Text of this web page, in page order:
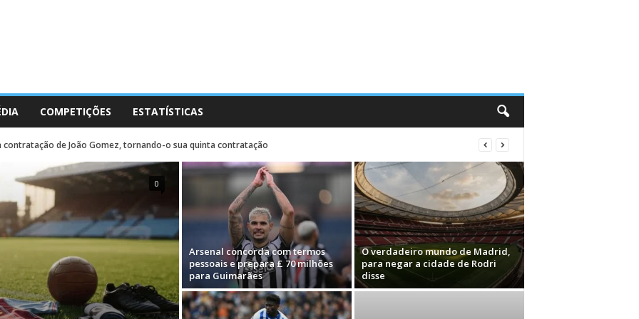
COMPETIÇÕES ESTATÍSTICAS
contratação de João Gomez, tornando-o sua quinta contratação
0
Arsenal concorda com termos
pessoais e prepara £ 70 milhões
para Guimarães
O verdadeiro mundo de Madrid,
para negar a cidade de Rodri
disse